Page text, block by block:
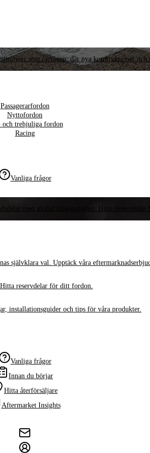
som racingen, där nya konstruktioner och
Passagerarfordon
Nyttofordon
och trehjuliga fordon
Racing
Vanliga frågor
med global tillgänglighet. Hitta reservdelar
självklara val. Upptäck våra
Hitta reservdelar för ditt fordon.
installationsguider och tips för våra produkter.
Vanliga frågor
Innan du börjar
Hitta återförsäljare
Aftermarket Insights